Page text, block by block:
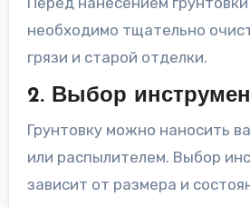
необходимо тщательно
грязи и старой отделки.
2. Выбор
Грунтовку можно наносить
или распылителем. Выбор
зависит от размера и